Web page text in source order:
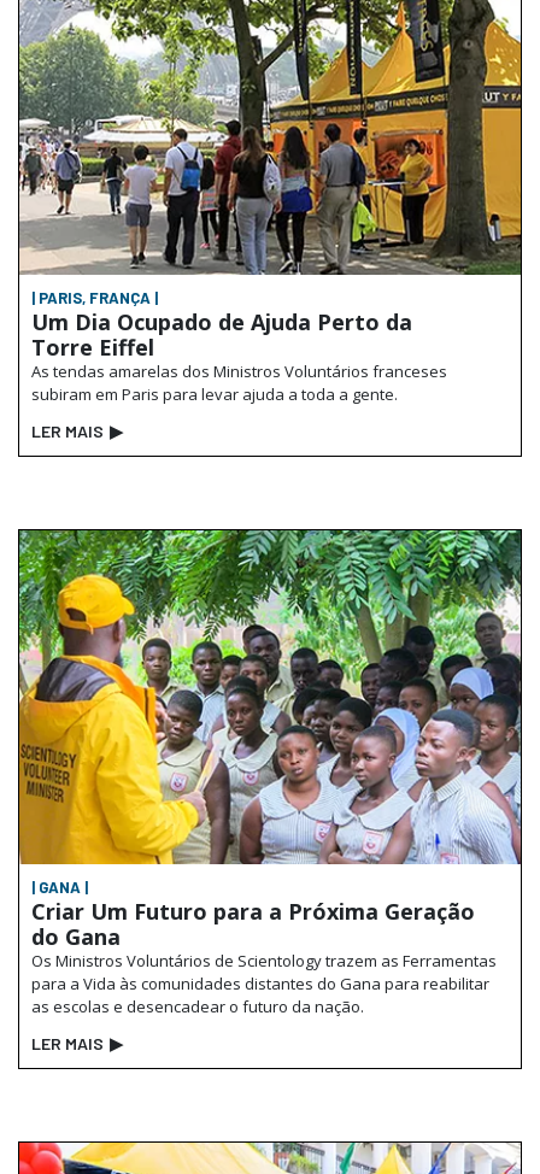
| PARIS, FRANÇA |
Um Dia Ocupado de Ajuda Perto da
Torre Eiffel
As tendas amarelas dos Ministros Voluntários franceses
subiram em Paris para levar ajuda a toda a gente.
LER MAIS ▶
| GANA |
Criar Um Futuro para a Próxima Geração
do Gana
Os Ministros Voluntários de Scientology trazem as Ferramentas
para a Vida às comunidades distantes do Gana para reabilitar
as escolas e desencadear o futuro da nação.
LER MAIS ▶